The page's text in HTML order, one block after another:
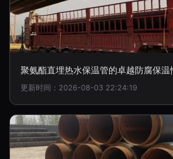
聚氨酯直埋热水保温管的卓越防腐保
更新时间：2026-08-03 22:24:19